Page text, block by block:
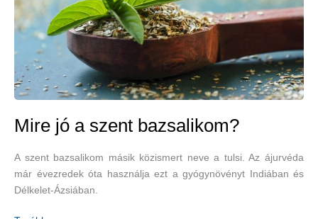
Mire jó a szent bazsalikom?
A szent bazsalikom másik közismert neve a tulsi. Az ájurvéda
már évezredek óta használja ezt a gyógynövényt Indiában és
Délkelet-Ázsiában.